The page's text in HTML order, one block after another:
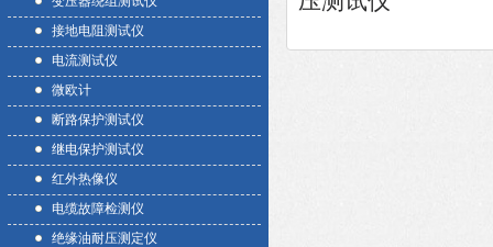
接地电阻测试仪
电流测试仪
微欧计
断路保护测试仪
继电保护测试仪
红外热像仪
电缆故障检测仪
绝缘油耐压测定仪